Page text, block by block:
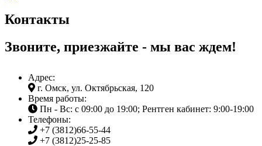
Контакты
Звоните, приезжайте - мы вас ждем!
Адрес:
г. Омск, ул. Октябрьская, 120
Время работы:
Пн - Вс: с 09:00 до 19:00; Рентген кабинет: 9:00-19:00
Телефоны:
+7 (3812)66-55-44
+7 (3812)25-25-85